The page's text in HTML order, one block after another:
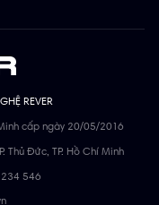
REVER
cấp ngày 20/05/2016
Thủ Đức, TP. Hồ Chí Minh
546